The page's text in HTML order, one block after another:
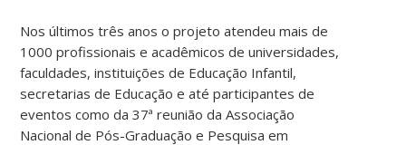
Nos últimos três anos o projeto atendeu mais de
1000 profissionais e acadêmicos de universidades,
faculdades, instituições de Educação Infantil,
secretarias de Educação e até participantes de
eventos como da 37ª reunião da Associação
Nacional de Pós-Graduação e Pesquisa em